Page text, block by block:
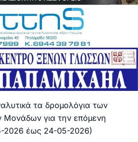
τα δρομολόγια των
Μονάδων για την επόμενη
2026 έως 24-05-2026)